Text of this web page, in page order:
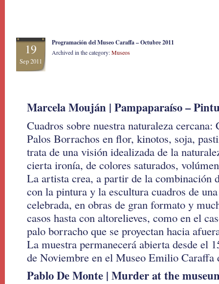
19
Sep 2011
Programación del Museo Caraffa – Octubre 2011
Archived in the category:Museos
Marcela Mouján | Pampaparaíso –
Cuadros sobre nuestra naturaleza cercana:
Palos Borrachos en flor, kinotos, soja,
trata de una visión idealizada de la
cierta ironía, de colores saturados,
La artista crea, a partir de la combinación
con la pintura y la escultura cuadros de
celebrada, en obras de gran formato y
casos hasta con altorelieves, como en el
palo borracho que se proyectan hacia
La muestra permanecerá abierta desde el
de Noviembre en el Museo Emilio Caraffa
Pablo De Monte | Murder at the